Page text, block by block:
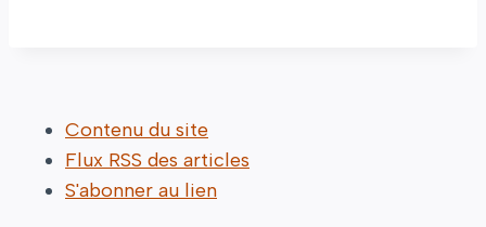
Contenu du site
Flux RSS des articles
S'abonner au lien